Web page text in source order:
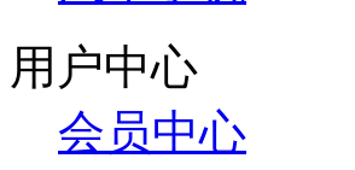
用户中心
会员中心